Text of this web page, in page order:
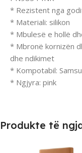
* Rezistent nga
* Materiali: silikon
* Mbulesë e hollë
* Mbronë kornizën
dhe ndikimet
* Kompotabil:
* Ngjyra: pink
Produkte të